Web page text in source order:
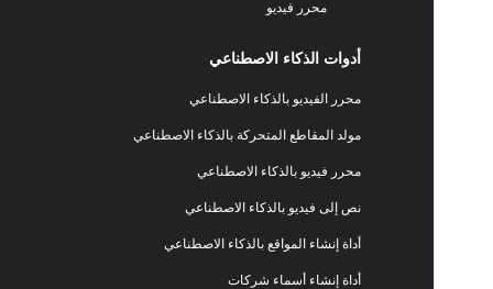
محرر فيديو
أدوات الذكاء الاصطناعي
محرر الفيديو بالذكاء الاصطناعي
مولد المقاطع المتحركة بالذكاء الاصطناعي
محرر فيديو بالذكاء الاصطناعي
نص إلى فيديو بالذكاء الاصطناعي
أداة إنشاء المواقع بالذكاء الاصطناعي
أداة إنشاء أسماء شركات